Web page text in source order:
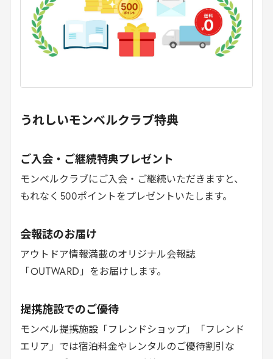
うれしいモンベルクラブ特典
ご入会・ご継続特典プレゼント
モンベルクラブにご入会・ご継続いただきますと、
もれなく 500ポイントをプレゼントいたします。
会報誌のお届け
アウトドア情報満載のオリジナル会報誌
「 OUTWARD」をお届けします。
提携施設でのご優待
モンベル提携施設「フレンドショップ」「フレンド
エリア」では宿泊料金やレンタルのご優待割引な